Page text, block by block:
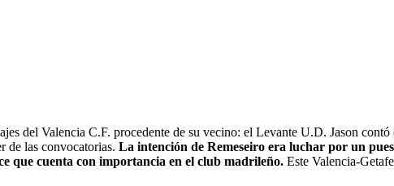
del Valencia C.F. procedente de su vecino: el Levante U.D. Jason
de las convocatorias. La intención de Remeseiro era luchar por un
que cuenta con importancia en el club madrileño. Este Valencia-